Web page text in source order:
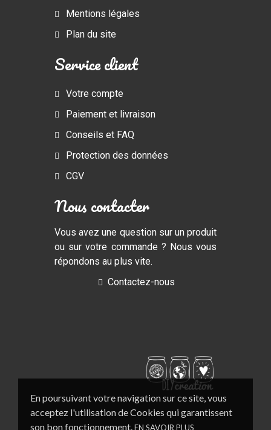
En poursuivant votre navigation sur ce site, vous
acceptez l'utilisation de Cookies qui garantissent
son bon fonctionnement.EN SAVOIR PLUS
Mentions légales
Plan du site
Service client
Votre compte
Paiement et livraison
Conseils et FAQ
Protection des données
CGV
Nous contacter
Vous avez une question sur un produit
ou sur votre commande ? Nous vous
répondons au plus vite.
Contactez-nous